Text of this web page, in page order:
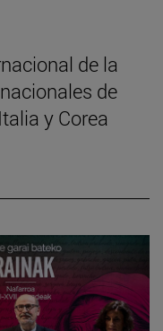
de la
de
y Corea